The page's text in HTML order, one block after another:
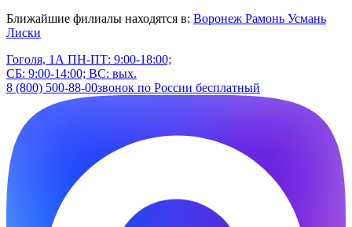
Ближайшие филиалы находятся в: Воронеж Рамонь Усмань
Лиски
Гоголя, 1А ПН-ПТ: 9:00-18:00;
СБ: 9:00-14:00; ВС: вых.
8 (800) 500-88-00звонок по России бесплатный